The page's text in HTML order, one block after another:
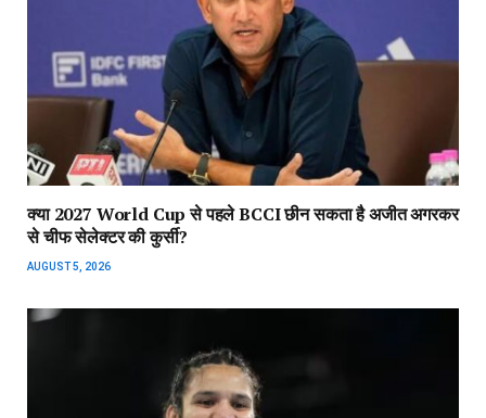
क्या 2027 World Cup से पहले BCCI छीन सकता है अजीत अगरकर
से चीफ सेलेक्टर की कुर्सी?
AUGUST 5, 2026